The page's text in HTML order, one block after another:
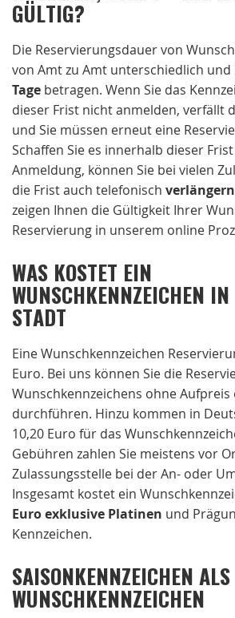
GÜLTIG?
Die Reservierungsdauer von
von Amt zu Amt unterschiedlich und
Tage betragen. Wenn Sie das
dieser Frist nicht anmelden, verfällt
und Sie müssen erneut eine
Schaffen Sie es innerhalb dieser
Anmeldung, können Sie bei vielen
die Frist auch telefonisch verlängern
zeigen Ihnen die Gültigkeit Ihrer
Reservierung in unserem online
WAS KOSTET EIN
WUNSCHKENNZEICHEN
STADT
Eine Wunschkennzeichen
Euro. Bei uns können Sie die
Wunschkennzeichens ohne Aufpreis
durchführen. Hinzu kommen in
10,20 Euro für das
Gebühren zahlen Sie meistens vor
Zulassungsstelle bei der An- oder
Insgesamt kostet ein
Euro exklusive Platinen und
Kennzeichen.
SAISONKENNZEICHEN ALS
WUNSCHKENNZEICHEN